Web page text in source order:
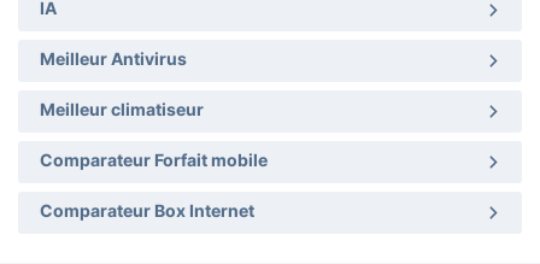
IA
Meilleur Antivirus
Meilleur climatiseur
Comparateur Forfait mobile
Comparateur Box Internet